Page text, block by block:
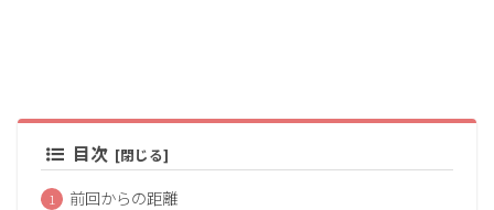
目次
前回からの距離